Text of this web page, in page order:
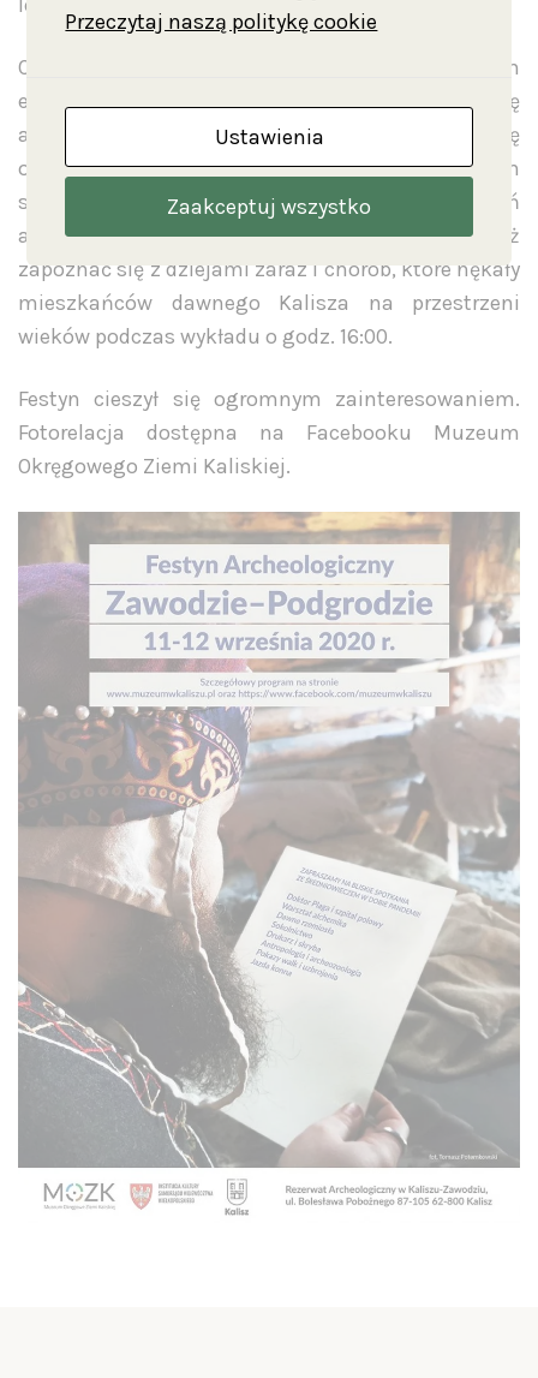
O chorobach trapiących ludzi i zwierzęta w różnych
epokach opowiedzieli naukowcy zajmujący się
antropologią i archeozoologią. Dowiedzieliśmy się
od nich się jak wiele informacji przekazują nam
szczątki kostne odkrywane w czasie badań
archeologicznych. Zwiedzający mogli również
zapoznać się z dziejami zaraz i chorób, które nękały
mieszkańców dawnego Kalisza na przestrzeni
wieków podczas wykładu o godz. 16:00.
Festyn cieszył się ogromnym zainteresowaniem.
Fotorelacja dostępna na Facebooku Muzeum
Okręgowego Ziemi Kaliskiej.
Przeczytaj naszą politykę cookie
Ustawienia
Zaakceptuj wszystko